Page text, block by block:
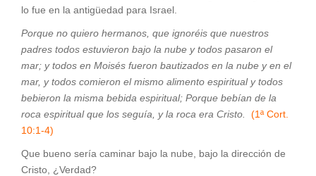
lo fue en la antigüedad para Israel.
Porque no quiero hermanos, que ignoréis que nuestros
padres todos estuvieron bajo la nube y todos pasaron el
mar; y todos en Moisés fueron bautizados en la nube y en el
mar, y todos comieron el mismo alimento espiritual y todos
bebieron la misma bebida espiritual; Porque bebían de la
roca espiritual que los seguía, y la roca era Cristo. (1ª Cort.
10:1-4)
Que bueno sería caminar bajo la nube, bajo la dirección de
Cristo, ¿Verdad?